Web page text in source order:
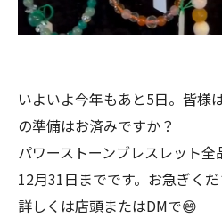
いよいよ今年もあと5日。皆様
の準備はお済みですか？
パワーストーンブレスレット全
12月31日までです。お急ぎく
詳しくは店頭またはDMで😄